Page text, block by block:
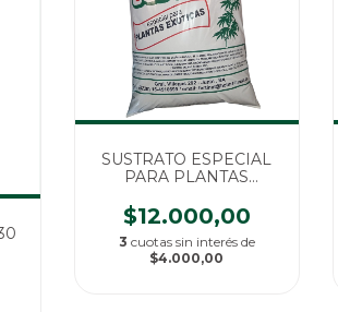
SUSTRATO ESPECIAL
PARA PLANTAS
$12.000,00
3 cuotas sin interés de
$4.000,00